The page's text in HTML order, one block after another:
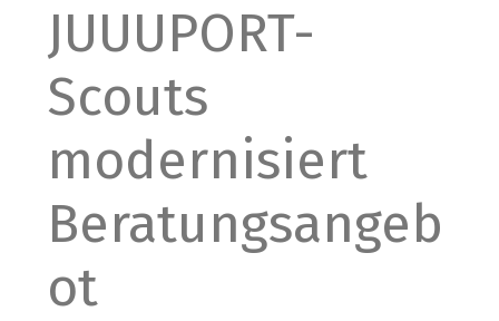
JUUUPORT-
Scouts
modernisiert
Beratungsangeb
ot